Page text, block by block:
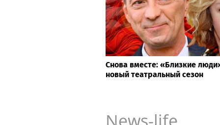
Снова вместе: «Близкие
новый театральный сезон